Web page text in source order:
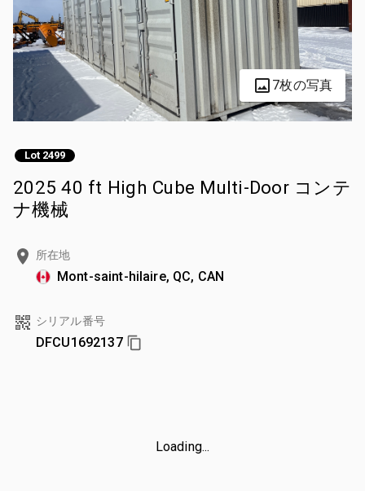
7枚の写真
Lot 2499
2025 40 ft High Cube Multi-Door コンテ
ナ機械
所在地
Mont-saint-hilaire, QC, CAN
シリアル番号
DFCU1692137
Loading...